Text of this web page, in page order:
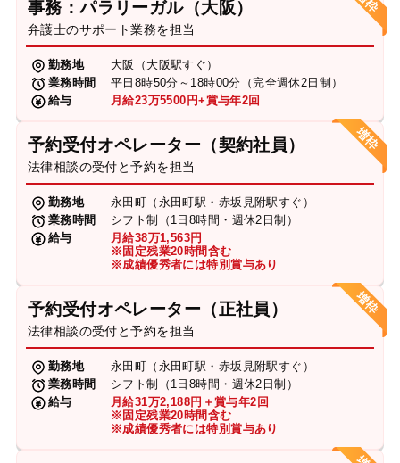
事務：パラリーガル（大阪）
弁護士のサポート業務を担当
勤務地
大阪（大阪駅すぐ）
業務時間
平日8時50分～18時00分（完全週休2日制）
給与
月給23万5500円+賞与年2回
予約受付オペレーター（契約社員）
法律相談の受付と予約を担当
勤務地
永田町（永田町駅・赤坂見附駅すぐ）
業務時間
シフト制（1日8時間・週休2日制）
給与
月給38万1,563円
※固定残業20時間含む
※成績優秀者には特別賞与あり
予約受付オペレーター（正社員）
法律相談の受付と予約を担当
勤務地
永田町（永田町駅・赤坂見附駅すぐ）
業務時間
シフト制（1日8時間・週休2日制）
給与
月給31万2,188円＋賞与年2回
※固定残業20時間含む
※成績優秀者には特別賞与あり